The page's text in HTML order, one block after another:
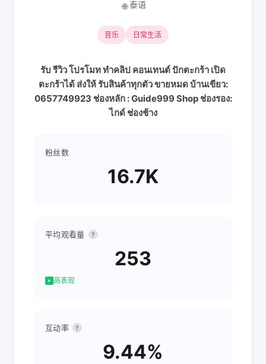
🌐 泰语
音乐 日常生活
รับ รีวิว โปรโมท ทำคลิป คอนเทนต์ ปักตะกร้า เปิด
ตะกร้าได้ ส่งให้ รับสินค้าทุกตัว ขายหมด บ้านเขียว:
0657749923 ช่องหลัก : Guide999 Shop ช่องรอง:
ไกด์ ช่องช้าง
粉丝数
16.7K
平均观看量 ?
253
高表现
互动率 ?
9.44%